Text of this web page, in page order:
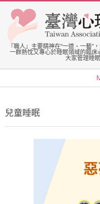
content
臺
灣
心
理
『職人』主要精神在“一道、一藝
一群熱忱又專心於睡眠領域的臨
大家管理睡
兒童睡眠